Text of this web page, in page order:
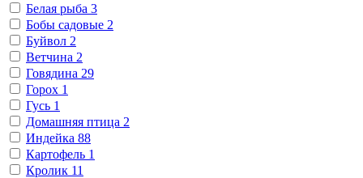
Белая рыба 3
Бобы садовые 2
Буйвол 2
Ветчина 2
Говядина 29
Горох 1
Гусь 1
Домашняя птица 2
Индейка 88
Картофель 1
Кролик 11